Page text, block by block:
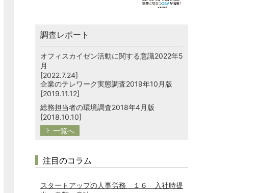
調査レポート
オフィスカイゼン活動に関する意識2022年5
月
[2022.7.24]
企業のテレワーク実態調査2019年10月版
[2019.11.12]
総務担当者の環境調査2018年4月版
[2018.10.10]
一覧へ
注目のコラム
スタートアップの人事労務 １６ 入社時提